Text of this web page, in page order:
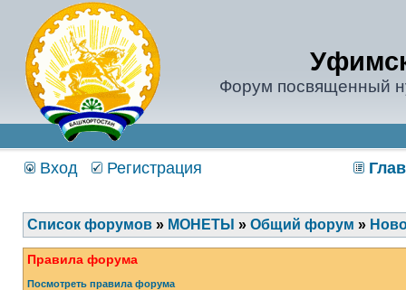
Форум посвященный
Вход Регистрация
Список форумов » МОНЕТЫ » Общий форум »
Правила форума
Посмотреть правила форума